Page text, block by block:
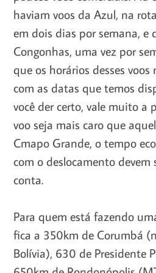
haviam voos da Azul, na
em dois dias por semana, e
Congonhas, uma vez por
que os horários desses
com as datas que temos
você der certo, vale muito a
voo seja mais caro que
Cmapo Grande, o tempo
com o deslocamento devem
conta.
Para quem está fazendo
fica a 350km de Corumbá
Bolívia), 630 de Presidente